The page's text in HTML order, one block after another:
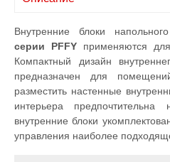
Внутренние блоки
серии PFFY применяются
Компактный дизайн
предназначен для
разместить настенные
интерьера предпочтительна
внутренние блоки
управления наиболее